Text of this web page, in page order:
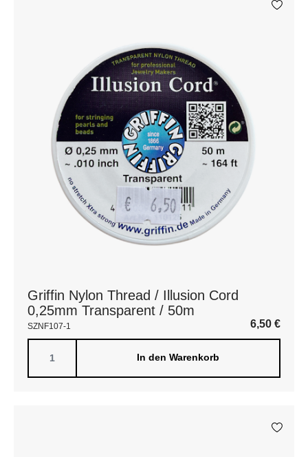
Griffin Nylon Thread / Illusion Cord
0,25mm Transparent / 50m
SZNF107-1 6,50 €
In den Warenkorb